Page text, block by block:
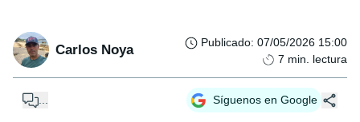
Carlos Noya Publicado: 07/05/2026 15:00
7 min. lectura
Síguenos en Google